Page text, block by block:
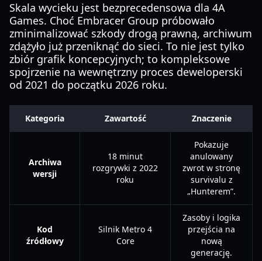
Skala wycieku jest bezprecedensowa dla 4A
Games. Choć Embracer Group próbowało
zminimalizować szkody drogą prawną, archiwum
zdążyło już przeniknąć do sieci. To nie jest tylko
zbiór grafik koncepcyjnych; to kompleksowe
spojrzenie na wewnętrzny proces deweloperski
od 2021 do początku 2026 roku.
Kategoria Zawartość Znaczenie
Archiwa
wersji
18 minut
rozgrywki z 2022
roku
Pokazuje
anulowany
zwrot w stronę
survivalu z
„Hunterem”.
Kod
źródłowy
Silnik Metro 4
Core
Zasoby i logika
przejścia na
nową
generację.